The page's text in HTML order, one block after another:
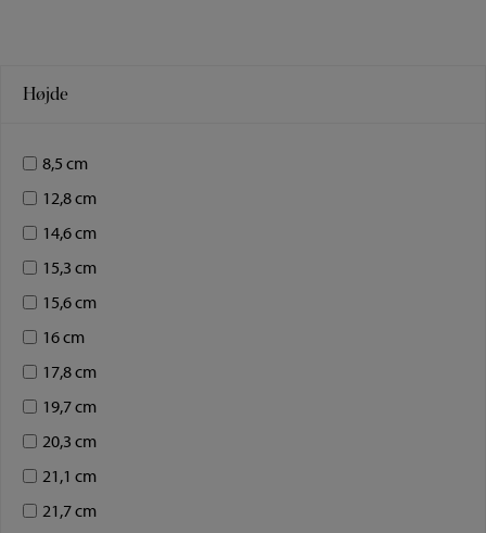
Højde
8,5 cm
12,8 cm
14,6 cm
15,3 cm
15,6 cm
16 cm
17,8 cm
19,7 cm
20,3 cm
21,1 cm
21,7 cm